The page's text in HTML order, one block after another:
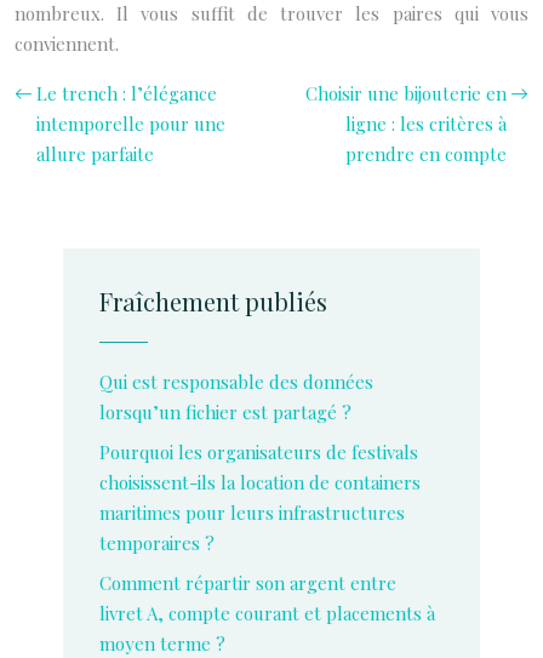
nombreux. Il vous suffit de trouver les paires qui vous
conviennent.
Le trench : l’élégance
intemporelle pour une
allure parfaite
Choisir une bijouterie en
ligne : les critères à
prendre en compte
Fraîchement publiés
Qui est responsable des données
lorsqu’un fichier est partagé ?
Pourquoi les organisateurs de festivals
choisissent-ils la location de containers
maritimes pour leurs infrastructures
temporaires ?
Comment répartir son argent entre
livret A, compte courant et placements à
moyen terme ?